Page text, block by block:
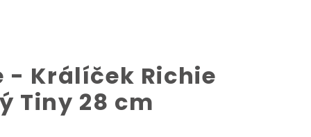
- Králíček Richie
Tiny 28 cm